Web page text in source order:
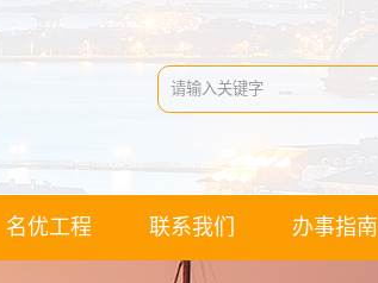
名优工程 联系我们 办事指南